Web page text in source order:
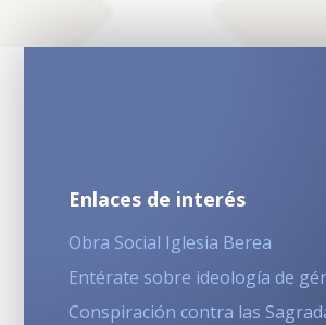
Enlaces de interés
Obra Social Iglesia Berea
Entérate sobre ideología de
Conspiración contra las